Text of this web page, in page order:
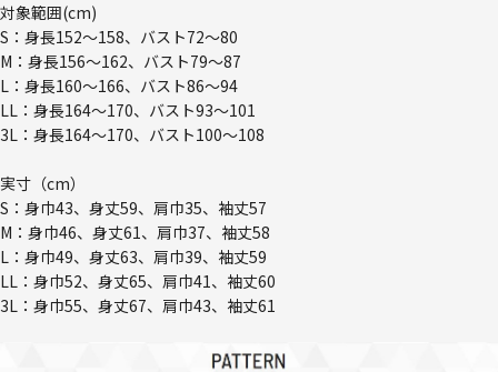
対象範囲(cm)
S：身長152～158、バスト72～80
M：身長156～162、バスト79～87
L：身長160～166、バスト86～94
LL：身長164～170、バスト93～101
3L：身長164～170、バスト100～108
実寸（cm）
S：身巾43、身丈59、肩巾35、袖丈57
M：身巾46、身丈61、肩巾37、袖丈58
L：身巾49、身丈63、肩巾39、袖丈59
LL：身巾52、身丈65、肩巾41、袖丈60
3L：身巾55、身丈67、肩巾43、袖丈61